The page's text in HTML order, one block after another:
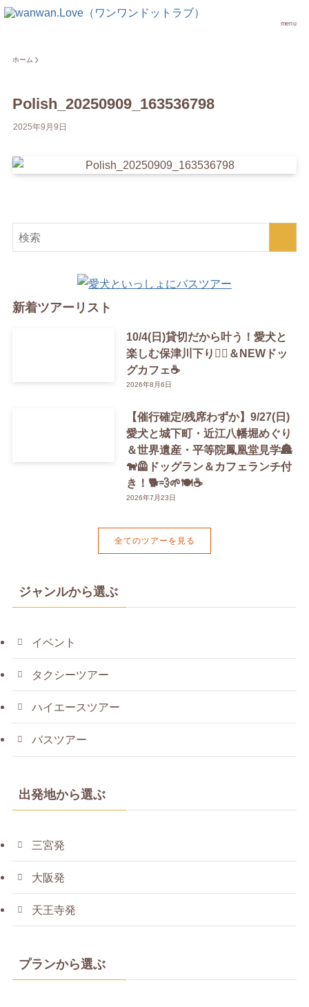
menu
ホーム
Polish_20250909_163536798
2025年9月9日
新着ツアーリスト
10/4(日)貸切だから叶う！愛犬と
楽しむ保津川下り🚣‍♀️＆NEWドッ
グカフェ☕️
2026年8月6日
【催行確定/残席わずか】9/27(日)
愛犬と城下町・近江八幡堀めぐり
＆世界遺産・平等院鳳凰堂見学🏯
🐕‍🦺ドッグラン＆カフェランチ付
き！🐕💨🌱🍽️☕️
2026年7月23日
全てのツアーを見る
ジャンルから選ぶ
イベント
タクシーツアー
ハイエースツアー
バスツアー
出発地から選ぶ
三宮発
大阪発
天王寺発
プランから選ぶ